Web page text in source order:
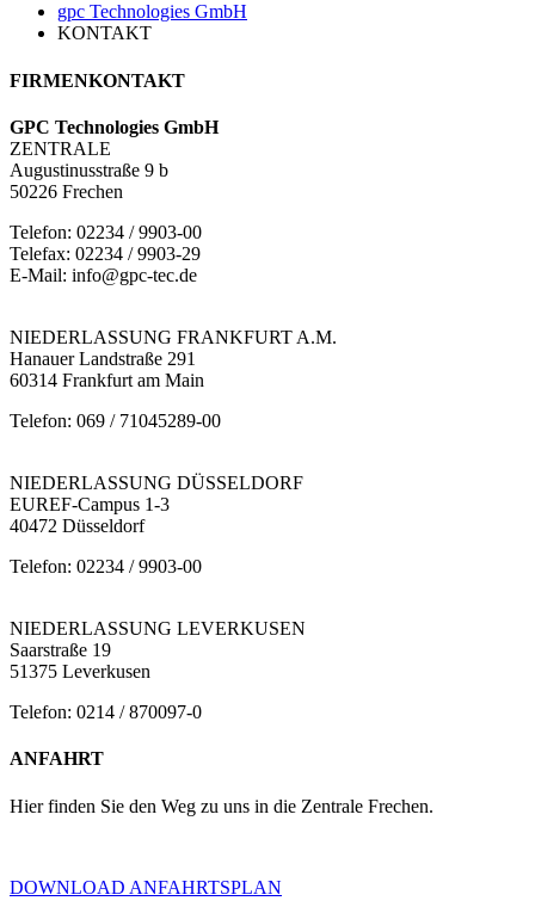
gpc Technologies GmbH
KONTAKT
FIRMENKONTAKT
GPC Technologies GmbH
ZENTRALE
Augustinusstraße 9 b
50226 Frechen
Telefon: 02234 / 9903-00
Telefax: 02234 / 9903-29
E-Mail: info@gpc-tec.de
NIEDERLASSUNG FRANKFURT A.M.
Hanauer Landstraße 291
60314 Frankfurt am Main
Telefon: 069 / 71045289-00
NIEDERLASSUNG DÜSSELDORF
EUREF-Campus 1-3
40472 Düsseldorf
Telefon: 02234 / 9903-00
NIEDERLASSUNG LEVERKUSEN
Saarstraße 19
51375 Leverkusen
Telefon: 0214 / 870097-0
ANFAHRT
Hier finden Sie den Weg zu uns in die Zentrale Frechen.
DOWNLOAD ANFAHRTSPLAN